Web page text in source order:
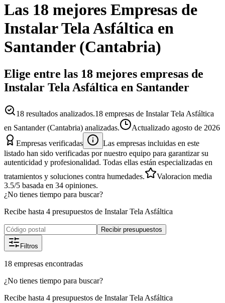
Las 18 mejores Empresas de
Instalar Tela Asfáltica en
Santander(Cantabria)
Elige entre las 18 mejores empresas de
Instalar Tela Asfáltica en Santander
18 resultados analizados.18 empresas de Instalar Tela Asfáltica
en Santander (Cantabria) analizadas.
Actualizado agosto de 2026
Empresas verificadas
Las empresas incluidas en este
listado han sido verificadas por nuestro equipo para garantizar su
autenticidad y profesionalidad. Todas ellas están especializadas en
tratamientos y soluciones contra humedades.
Valoracion media
3.5/5 basada en 34 opiniones.
¿No tienes tiempo para buscar?
Recibe hasta 4 presupuestos de Instalar Tela Asfáltica
Recibir presupuestos
Filtros
18 empresas encontradas
¿No tienes tiempo para buscar?
Recibe hasta 4 presupuestos de Instalar Tela Asfáltica